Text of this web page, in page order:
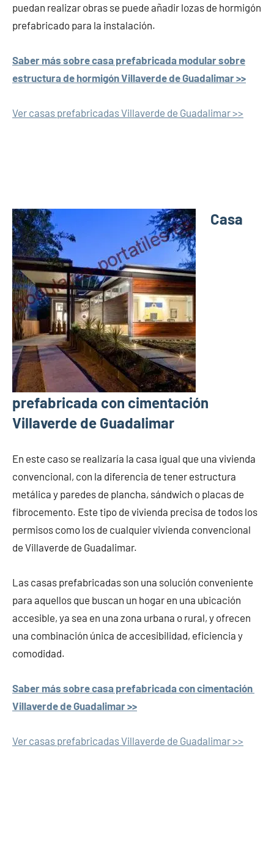
puedan realizar obras se puede añadir lozas de hormigón
prefabricado para la instalación.
Saber más sobre casa prefabricada modular sobre
estructura de hormigón Villaverde de Guadalimar >>
Ver casas prefabricadas Villaverde de Guadalimar >>
Casa
prefabricada con cimentación
Villaverde de Guadalimar
En este caso se realizaría la casa igual que una vivienda
convencional, con la diferencia de tener estructura
metálica y paredes de plancha, sándwich o placas de
fibrocemento. Este tipo de vivienda precisa de todos los
permisos como los de cualquier vivienda convencional
de Villaverde de Guadalimar.
Las casas prefabricadas son una solución conveniente
para aquellos que buscan un hogar en una ubicación
accesible, ya sea en una zona urbana o rural, y ofrecen
una combinación única de accesibilidad, eficiencia y
comodidad.
Saber más sobre casa prefabricada con cimentación
Villaverde de Guadalimar >>
Ver casas prefabricadas Villaverde de Guadalimar >>